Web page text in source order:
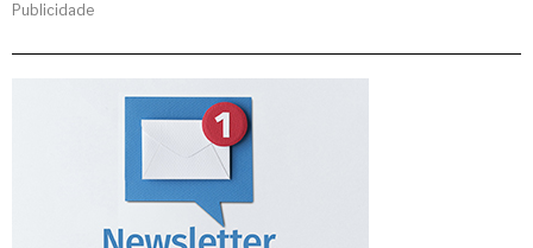
Publicidade